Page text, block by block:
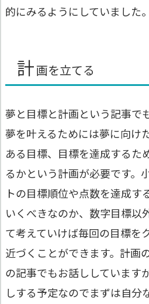
的にみるようにしていました。
計画を立てる
夢と目標と計画という記事で
夢を叶えるためには夢に向け
ある目標、目標を達成するた
るかという計画が必要です。
トの目標順位や点数を達成す
いくべきなのか、数字目標以
て考えていけば毎回の目標を
近づくことができます。計画
の記事でもお話ししています
しする予定なのでまずは自分